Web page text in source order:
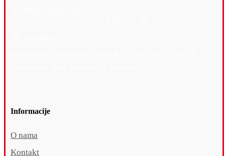
Informacije
O nama
Kontakt